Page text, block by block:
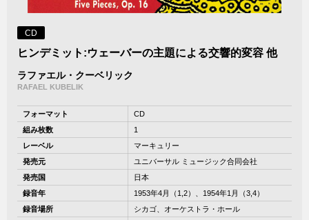
CD
ヒンデミット:ウェーバーの主題による交響的変容 他
ラファエル・クーベリック
RAFAEL KUBELIK
フォーマット
CD
組み枚数
1
レーベル
マーキュリー
発売元
ユニバーサル ミュージック合同会社
発売国
日本
録音年
1953年4月（1,2）、1954年1月（3,4）
録音場所
シカゴ、オーケストラ・ホール